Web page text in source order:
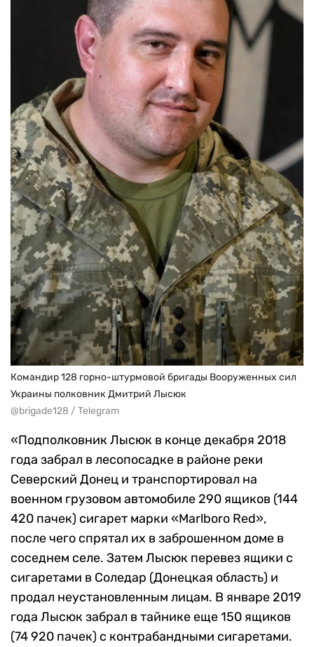
Командир 128 горно-штурмовой бригады Вооруженных сил
Украины полковник Дмитрий Лысюк
@brigade128 / Telegram
«Подполковник Лысюк в конце декабря 2018
года забрал в лесопосадке в районе реки
Северский Донец и транспортировал на
военном грузовом автомобиле 290 ящиков (144
420 пачек) сигарет марки «Marlboro Red»,
после чего спрятал их в заброшенном доме в
соседнем селе. Затем Лысюк перевез ящики с
сигаретами в Соледар (Донецкая область) и
продал неустановленным лицам. В январе 2019
года Лысюк забрал в тайнике еще 150 ящиков
(74 920 пачек) с контрабандными сигаретами.